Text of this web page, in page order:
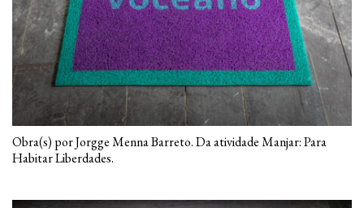
Obra(s) por Jorgge Menna Barreto. Da atividade Manjar: Para
Habitar Liberdades.